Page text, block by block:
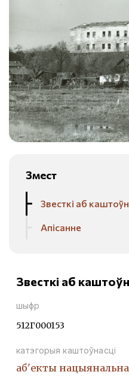
Змест
Звесткі аб
Апісанне
Звесткі аб
шыфр
512Г000153
катэгорыя каштоўнасці
аб'екты